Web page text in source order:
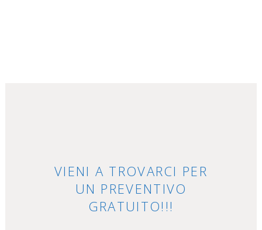
VIENI A TROVARCI PER
UN PREVENTIVO
GRATUITO!!!